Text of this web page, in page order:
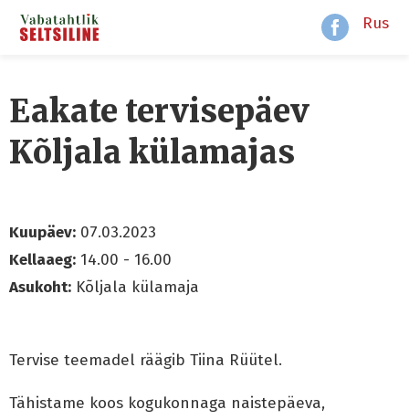
Rus
Eakate tervisepäev
Kõljala külamajas
Kuupäev: 07.03.2023
Kellaaeg: 14.00 - 16.00
Asukoht: Kõljala külamaja
Tervise teemadel räägib Tiina Rüütel.
Tähistame koos kogukonnaga naistepäeva,